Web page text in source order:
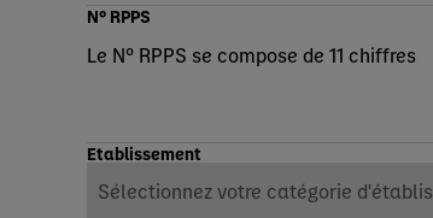
N° RPPS
Le N° RPPS se compose de 11 chiffres
Etablissement